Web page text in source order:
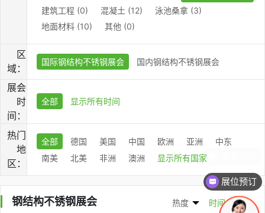
建筑工程 (0)
混凝土 (12)
泳池桑拿 (3)
地面材料 (10)
其他 (0)
区
域：
国际钢结构不锈钢展会 国内钢结构不锈钢展会
展会
时
间：
全部 显示所有时间
热门
地
区：
全部 德国 美国 中国 欧洲 亚洲
中东
南美
北美 非洲 澳洲 显示所有国家
钢结构不锈钢展会 热度 时间
展位预订